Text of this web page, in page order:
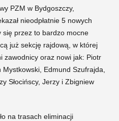
PZM w Bydgoszczy,
nieodpłatnie 5 nowych
się przez to bardzo mocne
już sekcję rajdową, w której
zawodnicy oraz nowi jak: Piotr
Edmund Szufrajda,
Słocińscy, Jerzy i Zbigniew
na trasach eliminacji